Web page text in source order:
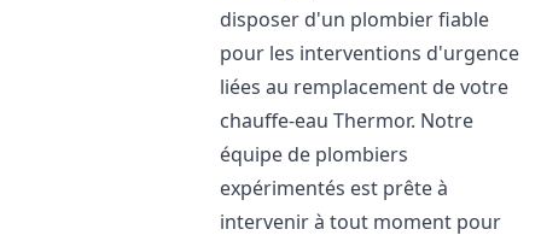
disposer d'un plombier fiable
pour les interventions d'urgence
liées au remplacement de votre
chauffe-eau Thermor. Notre
équipe de plombiers
expérimentés est prête à
intervenir à tout moment pour